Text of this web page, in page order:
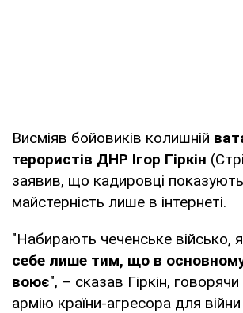
Висміяв бойовиків колишній
терористів ДНР Ігор Гіркін
заявив, що кадировці
майстерність лише в інтернеті.
"Набирають чеченське військо,
себе лише тим, що в основному
воює", – сказав Гіркін,
армію країни-агресора для